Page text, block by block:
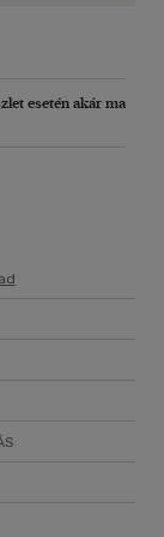
esetén akár ma